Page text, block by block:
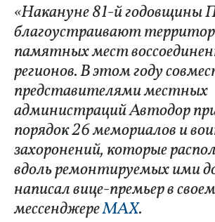
«Накануне 81-й годовщины
благоустраивают
памятных мест
регионов. В этом году
представителями местных
администраций Автодор
порядок 26 мемориалов и
захоронений, которые
вдоль ремонтируемых ими
написал вице-премьер в
мессенджереMAX.